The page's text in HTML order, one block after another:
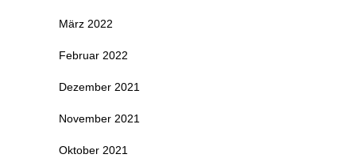
März 2022
Februar 2022
Dezember 2021
November 2021
Oktober 2021